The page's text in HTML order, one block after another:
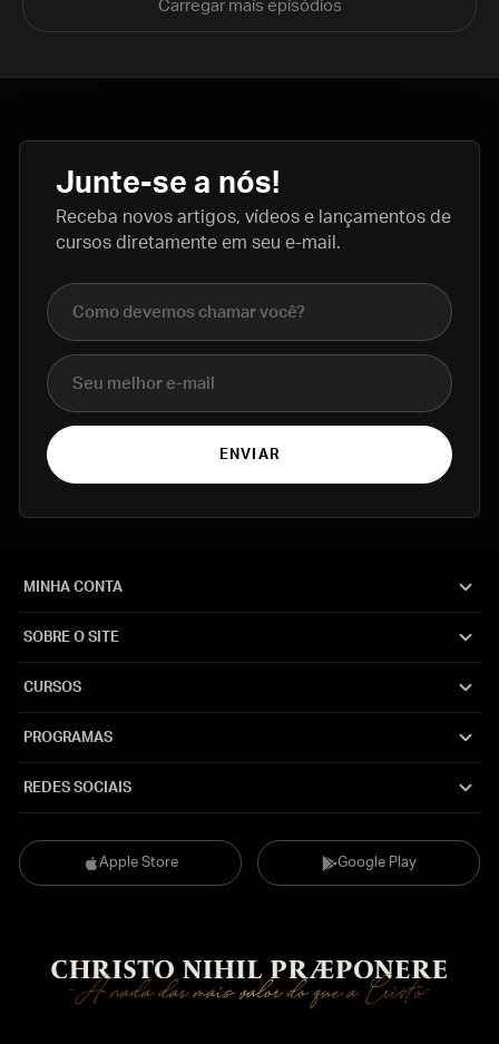
Carregar mais episódios
Junte-se a nós!
Receba novos artigos, vídeos e lançamentos de
cursos diretamente em seu e-mail.
Nome completo
E-mail
ENVIAR
Apple Store Google Play
MINHA CONTA
SOBRE O SITE
CURSOS
PROGRAMAS
REDES SOCIAIS